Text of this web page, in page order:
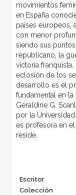
movimientos
en España
países europeos,
con menor
siendo sus
republicano, la
victoria
eclosión de los
desarrollo es el
fundamental en la
Geraldine G.
por la
es profesora en
reside.
Escritor
Colección